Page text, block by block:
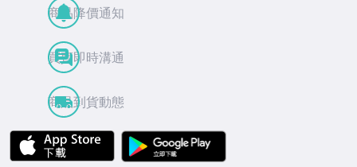
商品降價通知
買賣即時溝通
商品到貨動態
APP Store